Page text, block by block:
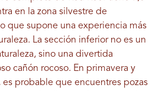
en la zona silvestre de
que supone una experiencia más
La sección inferior no es un
sino una divertida
cañón rocoso. En primavera y
probable que encuentres pozas